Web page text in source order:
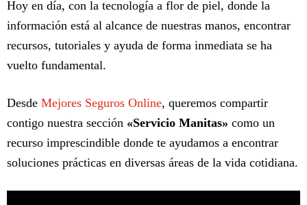
Hoy en día, con la tecnología a flor de piel, donde la
información está al alcance de nuestras manos, encontrar
recursos, tutoriales y ayuda de forma inmediata se ha
vuelto fundamental.
Desde Mejores Seguros Online, queremos compartir
contigo nuestra sección «Servicio Manitas» como un
recurso imprescindible donde te ayudamos a encontrar
soluciones prácticas en diversas áreas de la vida cotidiana.